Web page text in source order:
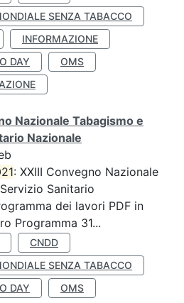
SENZA TABACCO
INFORMAZIONE
DAY
OMS
Nazionale Tabagismo e
Nazionale
: XXIII Convegno Nazionale
Sanitario
dei lavori PDF in
Programma 31...
CNDD
SENZA TABACCO
DAY
OMS